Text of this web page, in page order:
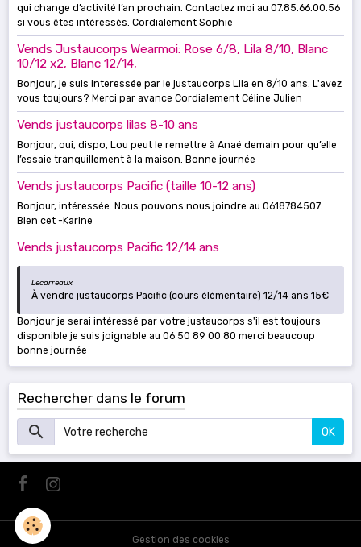
qui change d’activité l’an prochain. Contactez moi au 07.85.66.00.56
si vous êtes intéressés. Cordialement Sophie
Vends Justaucorps Wearmoi: Rose 6/8, Lila 8/10, Blanc
10/12 x2, Blanc 12/14,
Bonjour, je suis interessée par le justaucorps Lila en 8/10 ans. L'avez
vous toujours? Merci par avance Cordialement Céline Julien
Vends justaucorps lilas 8-10 ans
Bonjour, oui, dispo, Lou peut le remettre à Anaé demain pour qu’elle
l’essaie tranquillement à la maison. Bonne journée
Vends justaucorps Pacific (taille 10-12 ans)
Bonjour, intéressée. Nous pouvons nous joindre au 0618784507.
Bien cet -Karine
Vends justaucorps Pacific 12/14 ans
Lecarreaux
À vendre justaucorps Pacific (cours élémentaire) 12/14 ans 15€
Bonjour je serai intéressé par votre justaucorps s'il est toujours
disponible je suis joignable au 06 50 89 00 80 merci beaucoup
bonne journée
Rechercher dans le forum
OK
Gestion des cookies